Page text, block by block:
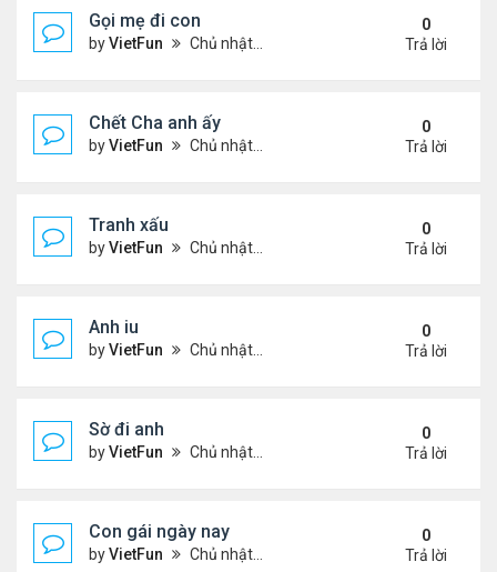
Gọi mẹ đi con
byVietFun Chủ nhật Tháng 12 12, 2021 11:22 pm
0
Trả lời
Chết Cha anh ấy
byVietFun Chủ nhật Tháng 12 12, 2021 11:21 pm
0
Trả lời
Tranh xấu
byVietFun Chủ nhật Tháng 12 12, 2021 11:18 pm
0
Trả lời
Anh iu
byVietFun Chủ nhật Tháng 12 12, 2021 11:18 pm
0
Trả lời
Sờ đi anh
byVietFun Chủ nhật Tháng 12 12, 2021 11:16 pm
0
Trả lời
Con gái ngày nay
byVietFun Chủ nhật Tháng 12 12, 2021 11:16 pm
0
Trả lời